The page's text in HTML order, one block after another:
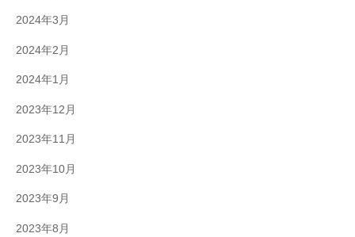
2024年3月
2024年2月
2024年1月
2023年12月
2023年11月
2023年10月
2023年9月
2023年8月